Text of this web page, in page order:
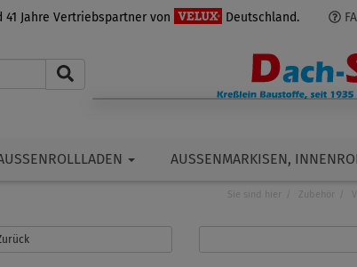
41 Jahre Vertriebspartner von Deutschland.
AUSSENMARKISEN,
Sie sind hier Zubehör